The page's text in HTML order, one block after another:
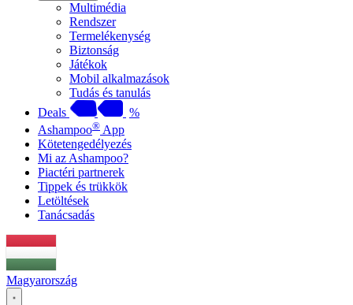
Multimédia
Rendszer
Termelékenység
Biztonság
Játékok
Mobil alkalmazások
Tudás és tanulás
Deals
%
Ashampoo® App
Kötetengedélyezés
Mi az Ashampoo?
Piactéri partnerek
Tippek és trükkök
Letöltések
Tanácsadás
Magyarország